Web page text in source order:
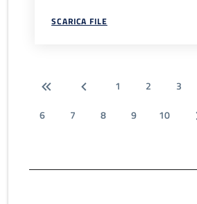
SCARICA FILE
1 2 3
6
7 8 9 10